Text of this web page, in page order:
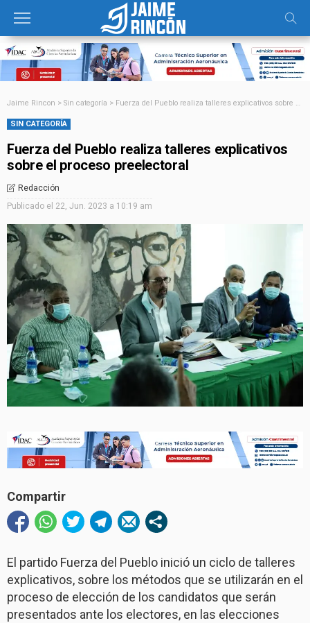
Jaime Rincon > Sin categoría > Fuerza del Pueblo realiza talleres explicativos sobre el proceso preelectoral
SIN CATEGORÍA
Fuerza del Pueblo realiza talleres explicativos
sobre el proceso preelectoral
Redacción
Publicado el 22, Jun. 2023 a 10:19 am
Compartir
El partido Fuerza del Pueblo inició un ciclo de talleres
explicativos, sobre los métodos que se utilizarán en el
proceso de elección de los candidatos que serán
presentados ante los electores, en las elecciones